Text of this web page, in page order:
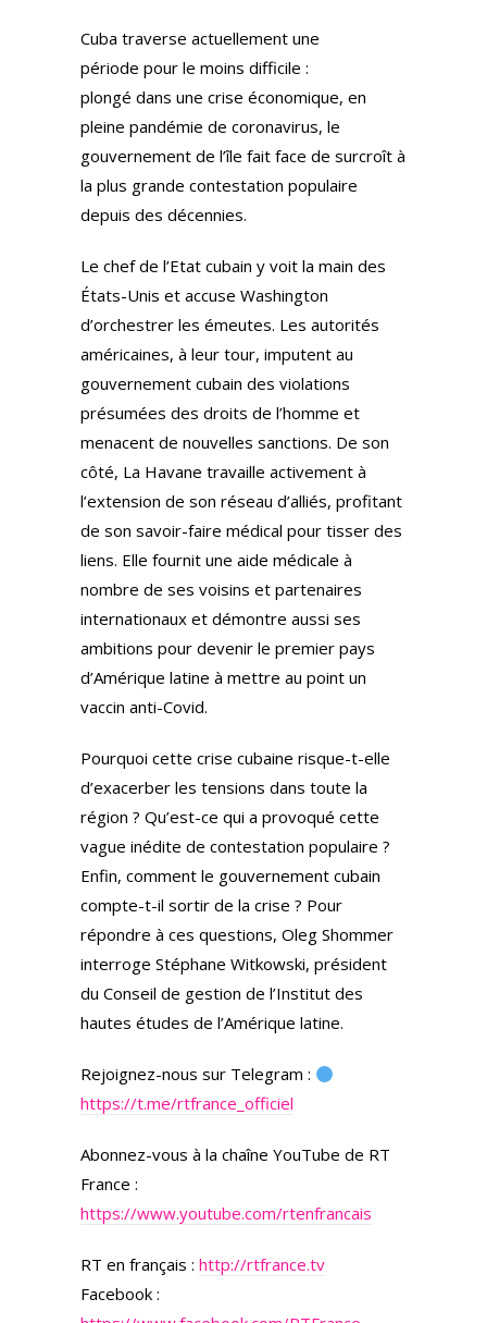
itt
er
a
Cuba traverse actuellement une
période pour le moins difficile :
plongé dans une crise économique, en
pleine pandémie de coronavirus, le
gouvernement de l’île fait face de surcroît à
la plus grande contestation populaire
depuis des décennies.
Le chef de l’Etat cubain y voit la main des
États-Unis et accuse Washington
d’orchestrer les émeutes. Les autorités
américaines, à leur tour, imputent au
gouvernement cubain des violations
présumées des droits de l’homme et
menacent de nouvelles sanctions. De son
côté, La Havane travaille activement à
l’extension de son réseau d’alliés, profitant
de son savoir-faire médical pour tisser des
liens. Elle fournit une aide médicale à
nombre de ses voisins et partenaires
internationaux et démontre aussi ses
ambitions pour devenir le premier pays
d’Amérique latine à mettre au point un
vaccin anti-Covid.
Pourquoi cette crise cubaine risque-t-elle
d’exacerber les tensions dans toute la
région ? Qu’est-ce qui a provoqué cette
vague inédite de contestation populaire ?
Enfin, comment le gouvernement cubain
compte-t-il sortir de la crise ? Pour
répondre à ces questions, Oleg Shommer
interroge Stéphane Witkowski, président
du Conseil de gestion de l’Institut des
hautes études de l’Amérique latine.
Rejoignez-nous sur Telegram :
https://t.me/rtfrance_officiel
Abonnez-vous à la chaîne YouTube de RT
France :
https://www.youtube.com/rtenfrancais
RT en français : http://rtfrance.tv
Facebook :